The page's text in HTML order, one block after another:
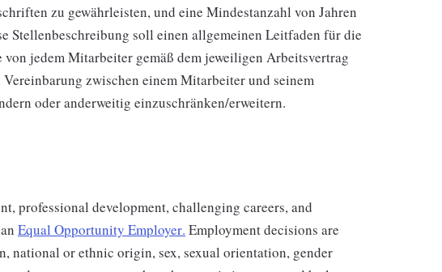
zu gewährleisten, und eine Mindestanzahl von Jahren
Stellenbeschreibung soll einen allgemeinen Leitfaden für die
jedem Mitarbeiter gemäß dem jeweiligen Arbeitsvertrag
zwischen einem Mitarbeiter und seinem
oder anderweitig einzuschränken/erweitern.
professional development, challenging careers, and
Equal Opportunity Employer. Employment decisions are
national or ethnic origin, sex, sexual orientation, gender